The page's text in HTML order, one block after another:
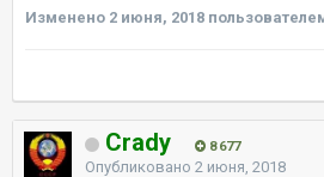
Изменено 2 июня, 2018
Crady 8 677
Опубликовано 2 июня, 2018